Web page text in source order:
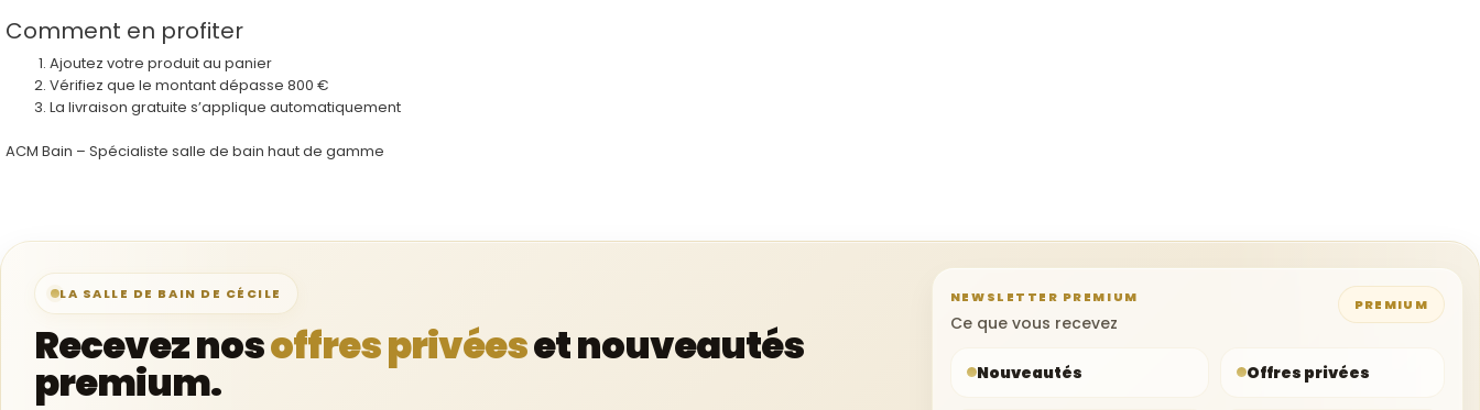
Comment en profiter
Ajoutez votre produit au panier
Vérifiez que le montant dépasse 800 €
La livraison gratuite s’applique automatiquement
ACM Bain – Spécialiste salle de bain haut de gamme
LA SALLE DE BAIN DE CÉCILE
Recevez nosoffres privéeset nouveautés
premium.
NEWSLETTER PREMIUM
Ce que vous recevez
PREMIUM
Nouveautés Offres privées